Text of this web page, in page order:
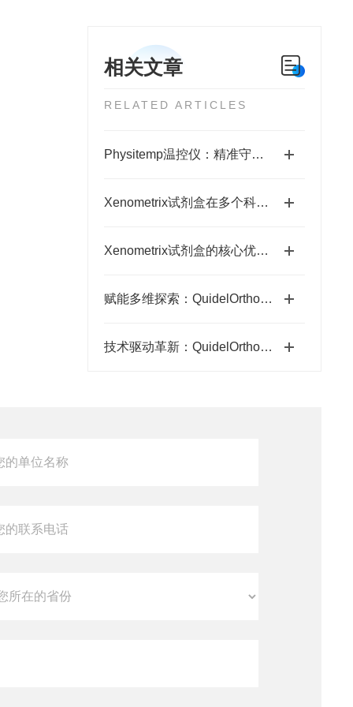
相关文章
RELATED ARTICLES
Physitemp温控仪：精准守护生命体征的科研利器
Xenometrix试剂盒在多个科学与医疗场景中得到广泛应用
Xenometrix试剂盒的核心优势科普
赋能多维探索：QuidelOrtho蛋白分析的全场景价值
技术驱动革新：QuidelOrtho蛋白分析的科研破局之路